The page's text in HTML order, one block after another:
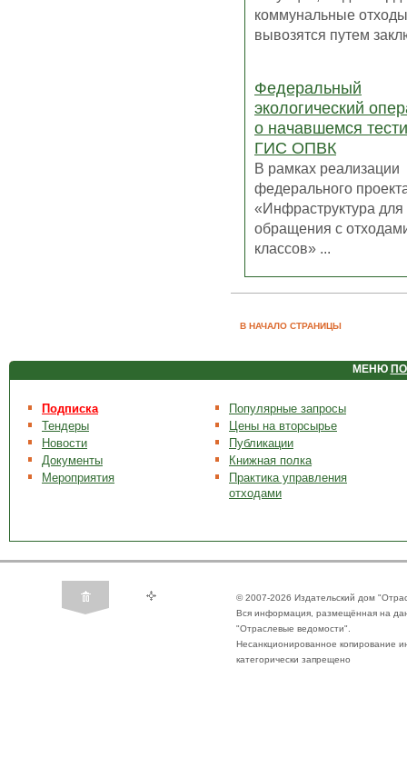
коммунальные
вывозятся путем
Федеральный
экологический
о начавшемся
ГИС ОПВК
В рамках реализации
федерального
«Инфраструктура для
обращения с
классов» ...
В НАЧАЛО СТРАНИЦЫ
МЕНЮ
Подписка
Тендеры
Новости
Документы
Мероприятия
Популярные запросы
Цены на вторсырье
Публикации
Книжная полка
Практика управления
отходами
© 2007-2026 Издательский дом
Вся информация, размещённая на
"Отраслевые ведомости".
Несанкционированное копирование
категорически запрещено